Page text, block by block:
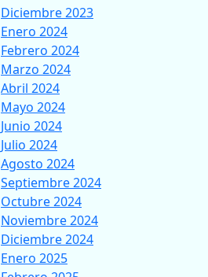
Diciembre 2023
Enero 2024
Febrero 2024
Marzo 2024
Abril 2024
Mayo 2024
Junio 2024
Julio 2024
Agosto 2024
Septiembre 2024
Octubre 2024
Noviembre 2024
Diciembre 2024
Enero 2025